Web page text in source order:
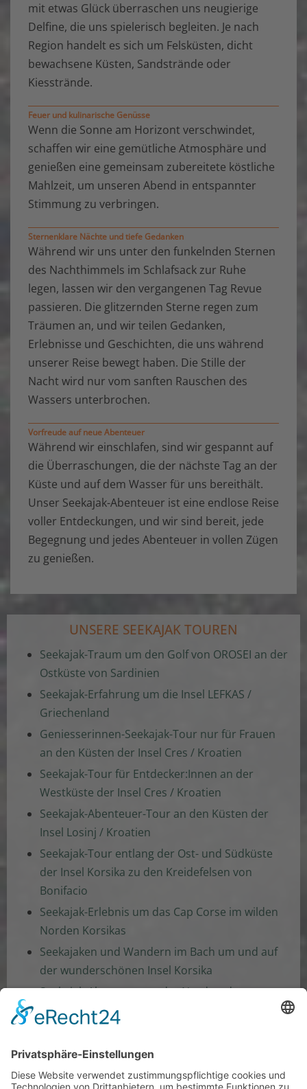
mit etwas Glück überraschen uns neugierige
Delfine, die uns spielerisch begleiten. Je nach
Region handelt es sich um Felsküsten, dicht
bewachsene Küsten, Sandstrände oder
Kiesstrände.
Feuer und kulinarische Genüsse
Wenn die Sonne am Horizont verschwindet,
schaffen wir eine gemütliche Atmosphäre und
genießen eine gemeinsam zubereitete köstliche
Mahlzeit, um unseren Abend in entspannter
Stimmung zu verbringen.
Sternenklare Nächte und tiefe Gedanken
Während wir uns unter den funkelnden Sternen
des Nachthimmels im Schlafsack zur Ruhe
legen, lassen wir den vergangenen Tag Revue
passieren. Die glitzernden Sterne regen zum
Träumen an, und wir teilen Gedanken,
Erlebnisse und Geschichten, die uns während
unserer Reise bewegt haben. Die Stille der
Nacht wird nur vom sanften Rauschen des
Wassers unterbrochen.
Vorfreude auf neue Abenteuer
Während wir einschlafen, sind wir gespannt auf
die Überraschungen, die der nächste Tag an der
Küste und auf dem Wasser für uns bereithält.
Unser Seekajak-Abenteuer ist eine endlose Reise
voller Entdeckungen, und wir sind bereit, jede
Begegnung und jedes Abenteuer in vollen Zügen
zu genießen.
UNSERE SEEKAJAK TOUREN
Seekajak-Traum um den Golf von OROSEI an der
Ostküste von Sardinien
Seekajak-Erfahrung um die Insel LEFKAS /
Griechenland
Geniesserinnen-Seekajak-Tour nur für Frauen
an den Küsten der Insel Cres / Kroatien
Seekajak-Tour für Entdecker:Innen an der
Westküste der Insel Cres / Kroatien
Seekajak-Abenteuer-Tour an den Küsten der
Insel Losinj / Kroatien
Seekajak-Tour entlang der Ost- und Südküste
der Insel Korsika zu den Kreidefelsen von
Bonifacio
Seekajak-Erlebnis um das Cap Corse im wilden
Norden Korsikas
Seekajaken und Wandern im Bach um und auf
der wunderschönen Insel Korsika
Seekajak-Abenteuer an der Nord-und
Nordwest-Küste von Sardinien
Bodensee